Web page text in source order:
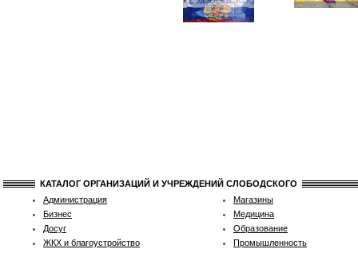
КАТАЛОГ ОРГАНИЗАЦИЙ И УЧРЕЖДЕНИЙ СЛОБОДСКОГО
Администрация
Бизнес
Досуг
ЖКХ и благоустройство
Магазины
Медицина
Образование
Промышленность